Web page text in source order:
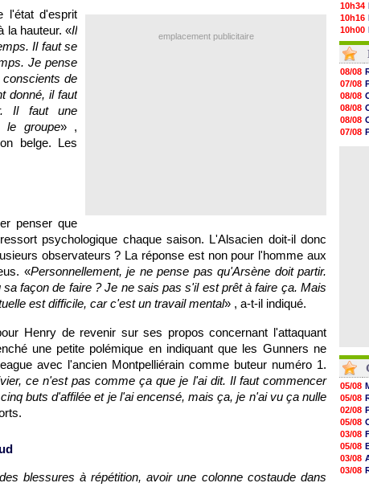
emplacement publicitaire
l'état d'esprit
la hauteur. «Il
Il faut se
Je pense
de
donné, il faut
Il faut une
le groupe» ,
belge. Les
penser que
psychologique chaque saison. L'Alsacien doit-il donc
observateurs ? La réponse est non pour l'homme aux
«Personnellement, je ne pense pas qu'Arsène doit partir.
façon de faire ? Je ne sais pas s'il est prêt à faire ça. Mais
est difficile, car c'est un travail mental» , a-t-il indiqué.
Henry de revenir sur ses propos concernant l'attaquant
une petite polémique en indiquant que les Gunners ne
avec l'ancien Montpelliérain comme buteur numéro 1.
ce n'est pas comme ça que je l'ai dit. Il faut commencer
buts d'affilée et je l'ai encensé, mais ça, je n'ai vu ça nulle
blessures à répétition, avoir une colonne costaude dans
10h34
10h16
10h00
09h48
09h25
09h10
08h52
08/08
08/08
08/08
08/08
08/08
08/08
07/08
08/08
08/08
08/08
07/08
05/08
05/08
02/08
05/08
03/08
05/08
03/08
03/08